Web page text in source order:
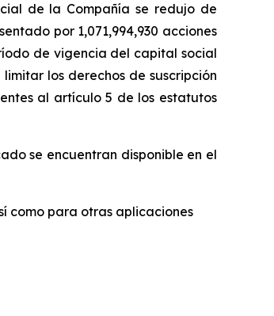
de la Compañía se redujo de
por 1,071,994,930 acciones
de vigencia del capital social
los derechos de suscripción
al artículo 5 de los estatutos
se encuentran disponible en el
como para otras aplicaciones